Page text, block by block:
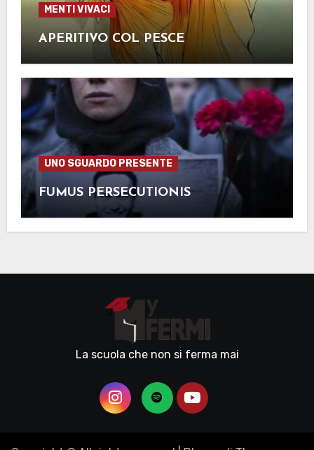
MENTI VIVACI
APERITIVO COL PESCE
UNO SGUARDO PRESENTE
FUMUS PERSECUTIONIS
La scuola che non si ferma mai